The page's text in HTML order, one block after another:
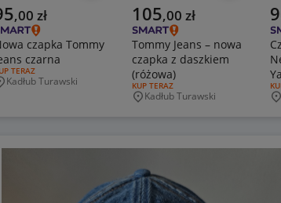
cena
,00 zł
czapka Tommy
czarna
OFERTY:
TERAZ
Kadłub Turawski
Aktualna cena
105,00 zł
Tommy Jeans – nowa
czapka z daszkiem
(różowa)
RODZAJ OFERTY:
KUP TERAZ
Miejscowość
Kadłub Turawski